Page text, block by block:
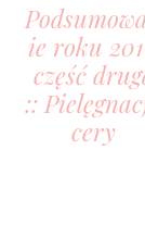
ie roku
część
::
cery